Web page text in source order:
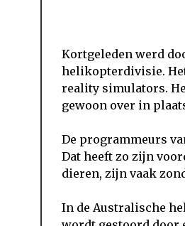
Kortgeleden werd
helikopterdivisie.
reality simulators.
gewoon over in
De programmeurs
Dat heeft zo zijn
dieren, zijn vaak
In de Australische